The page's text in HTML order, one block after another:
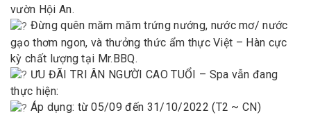
vườn Hội An.
Đừng quên măm măm trứng nướng, nước mơ/ nước
gạo thơm ngon, và thưởng thức ẩm thực Việt – Hàn cực
kỳ chất lượng tại Mr.BBQ.
ƯU ĐÃI TRI ÂN NGƯỜI CAO TUỔI – Spa vẫn đang
thực hiện:
Áp dụng: từ 05/09 đến 31/10/2022 (T2 ~ CN)